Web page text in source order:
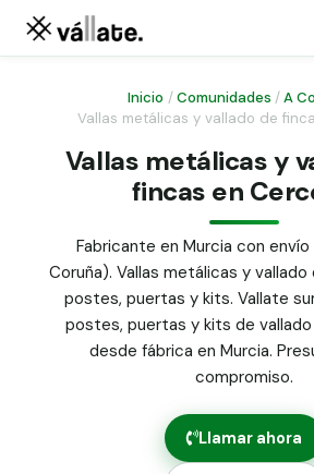
Malla ganadera
Malla simple torsión
Malla triple torsión
Panel malla H.
Puerta abatible dos hojas
Puerta acceso peatonal
Poste malla Hércules
Poste malla simple torsión
Alambre de espino galvanizado
Abrazadera PVC malla H.
Inicio /Comunidades /A
Vallas metálicas y vallado de
Vallas metálicas y
fincas en
Fabricante en Murcia con
Coruña). Vallas metálicas y vallado
postes, puertas y kits. Vallate
postes, puertas y kits de vallado
desde fábrica en Murcia.
compromiso.
Llamar ahora